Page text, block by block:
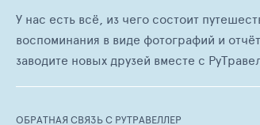
У нас есть всё, из чего состоит
воспоминания в виде фотографий и
заводите новых друзей вместе с
ОБРАТНАЯ СВЯЗЬ С РУТРАВЕЛЛЕР